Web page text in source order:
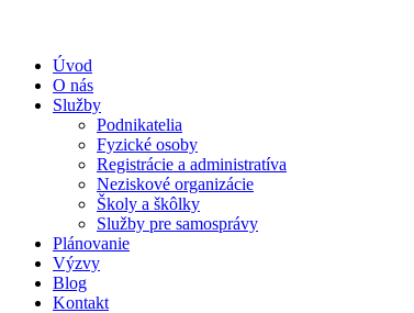
Úvod
O nás
Služby
Podnikatelia
Fyzické osoby
Registrácie a administratíva
Neziskové organizácie
Školy a škôlky
Služby pre samosprávy
Plánovanie
Výzvy
Blog
Kontakt